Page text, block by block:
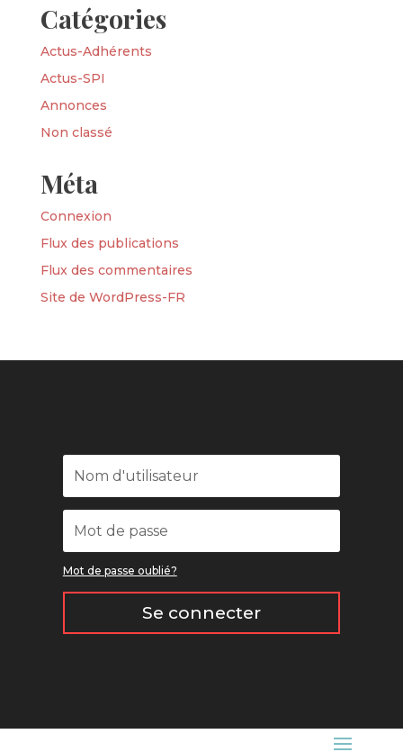
Catégories
Actus-Adhérents
Actus-SPI
Annonces
Non classé
Méta
Connexion
Flux des publications
Flux des commentaires
Site de WordPress-FR
Mot de passe oublié?
Se connecter